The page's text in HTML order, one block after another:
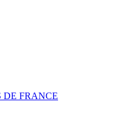
DE FRANCE